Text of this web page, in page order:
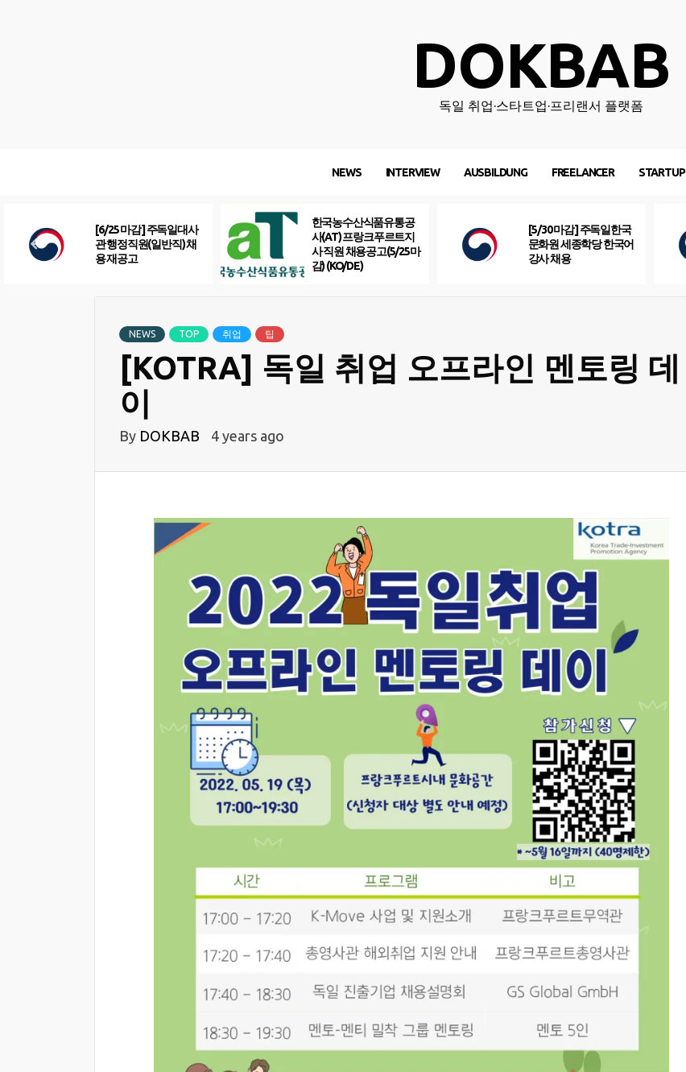
DOKBAB
독일 취업·스타트업·프리랜서 플랫폼
NEWS INTERVIEW AUSBILDUNG FREELANCER STARTUP
[6/25 마감] 주독일대사
관 행정직원(일반직) 채
용 재공고
한국농수산식품유통공
사(AT) 프랑크푸르트지
사 직원 채용공고(5/25마
감) (KO/DE)
[5/30 마감] 주독일한국
문화원 세종학당 한국어
강사 채용
NEWS TOP 취업 팁
[KOTRA] 독일 취업 오프라인 멘토링 데
이
By DOKBAB 4 years ago